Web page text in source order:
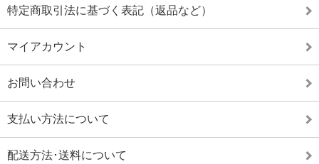
特定商取引法に基づく表記（返品など）
マイアカウント
お問い合わせ
支払い方法について
配送方法･送料について